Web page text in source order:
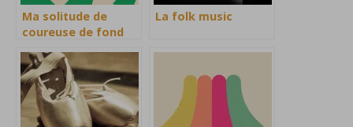
Ma solitude de
coureuse de fond
La folk music